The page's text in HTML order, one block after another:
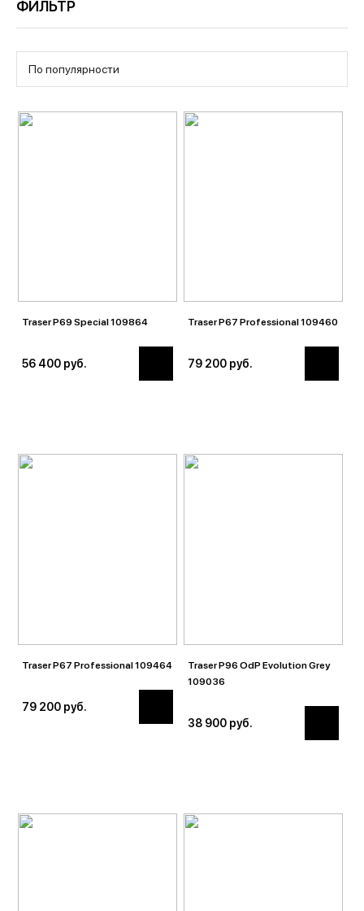
По популярности
ФИЛЬТР
Traser P69 Special 109864
56 400 руб.
Traser P67 Professional 109460
79 200 руб.
Traser P67 Professional 109464
79 200 руб.
Traser P96 OdP Evolution Grey
109036
38 900 руб.